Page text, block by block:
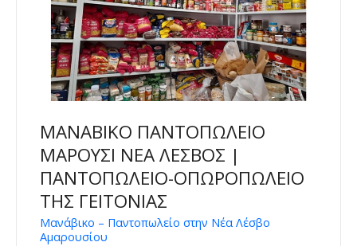
ΜΑΝΑΒΙΚΟ ΠΑΝΤΟΠΩΛΕΙΟ
ΜΑΡΟΥΣΙ ΝΕΑ ΛΕΣΒΟΣ |
ΠΑΝΤΟΠΩΛΕΙΟ-ΟΠΩΡΟΠΩΛΕΙΟ
ΤΗΣ ΓΕΙΤΟΝΙΑΣ
Μανάβικο – Παντοπωλείο στην Νέα Λέσβο
Αμαρουσίου